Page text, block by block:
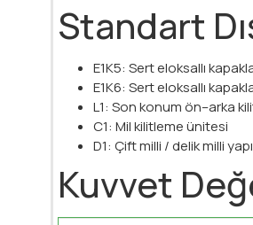
Standart
E1K5: Sert eloksallı
E1K6: Sert eloksallı
L1: Son konum ön–arka
C1: Mil kilitleme ünitesi
D1: Çift milli / delik milli yapı
Kuvvet